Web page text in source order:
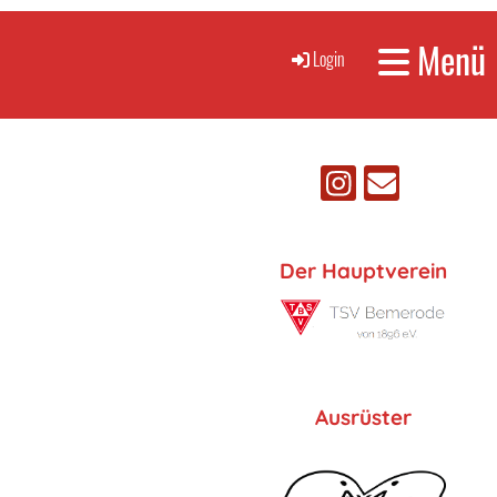
Login Menü
Der Hauptverein
Ausrüster